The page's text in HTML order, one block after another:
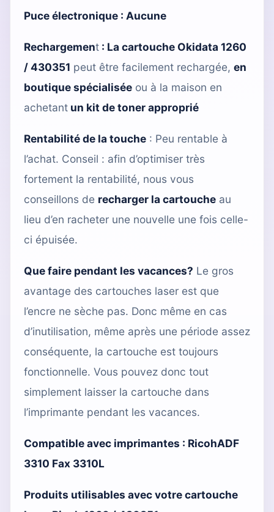
Puce électronique : Aucune
Rechargement : La cartouche Okidata 1260
/ 430351 peut être facilement rechargée, en
boutique spécialisée ou à la maison en
achetant un kit de toner approprié
Rentabilité de la touche : Peu rentable à
l’achat. Conseil : afin d’optimiser très
fortement la rentabilité, nous vous
conseillons de recharger la cartouche au
lieu d’en racheter une nouvelle une fois celle-
ci épuisée.
Que faire pendant les vacances? Le gros
avantage des cartouches laser est que
l’encre ne sèche pas. Donc même en cas
d’inutilisation, même après une période assez
conséquente, la cartouche est toujours
fonctionnelle. Vous pouvez donc tout
simplement laisser la cartouche dans
l’imprimante pendant les vacances.
Compatible avec imprimantes : RicohADF
3310 Fax 3310L
Produits utilisables avec votre cartouche